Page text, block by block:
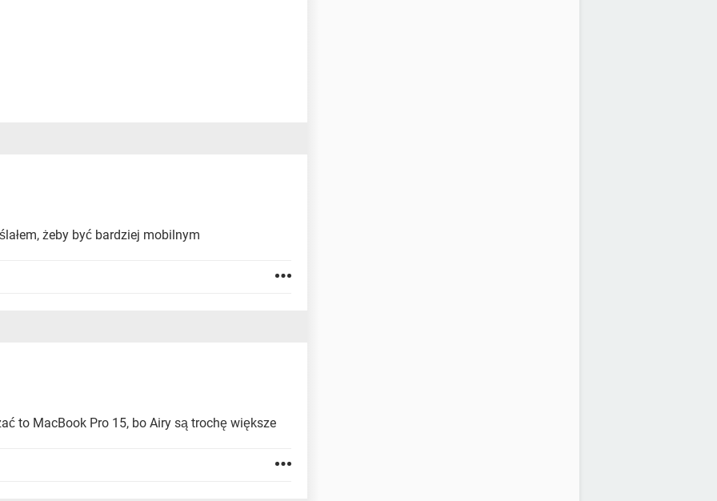
żeby być bardziej mobilnym
to MacBook Pro 15, bo Airy są trochę większe